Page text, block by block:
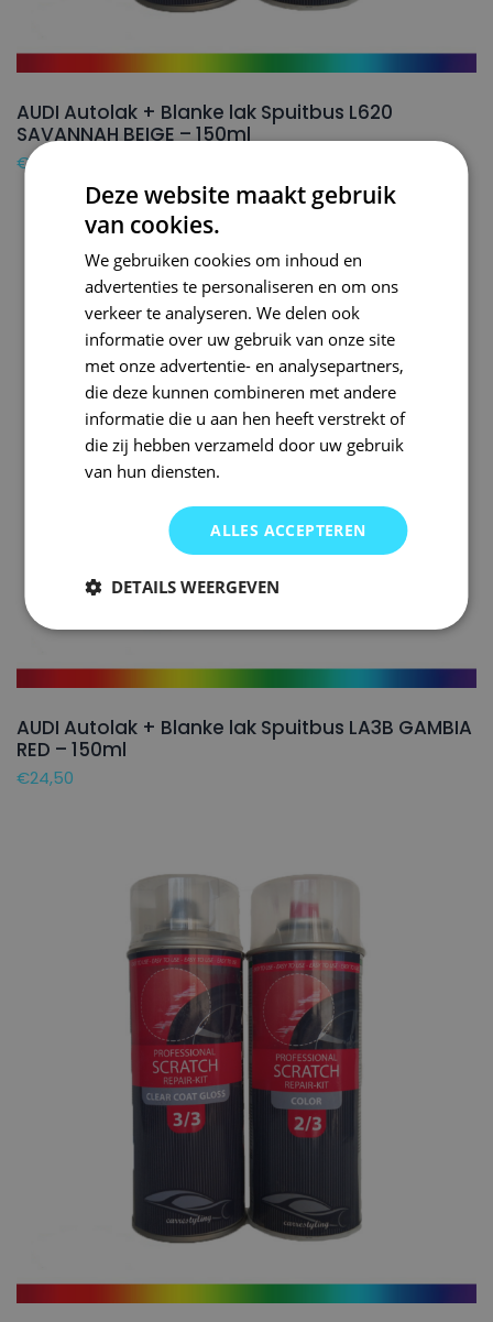
AUDI Autolak + Blanke lak Spuitbus L620
SAVANNAH BEIGE – 150ml
€24,50
AUDI Autolak + Blanke lak Spuitbus LA3B GAMBIA
RED – 150ml
€24,50
Deze website maakt gebruik
van cookies.
We gebruiken cookies om inhoud en
advertenties te personaliseren en om ons
verkeer te analyseren. We delen ook
informatie over uw gebruik van onze site
met onze advertentie- en analysepartners,
die deze kunnen combineren met andere
informatie die u aan hen heeft verstrekt of
die zij hebben verzameld door uw gebruik
van hun diensten.
ALLES ACCEPTEREN
DETAILS WEERGEVEN